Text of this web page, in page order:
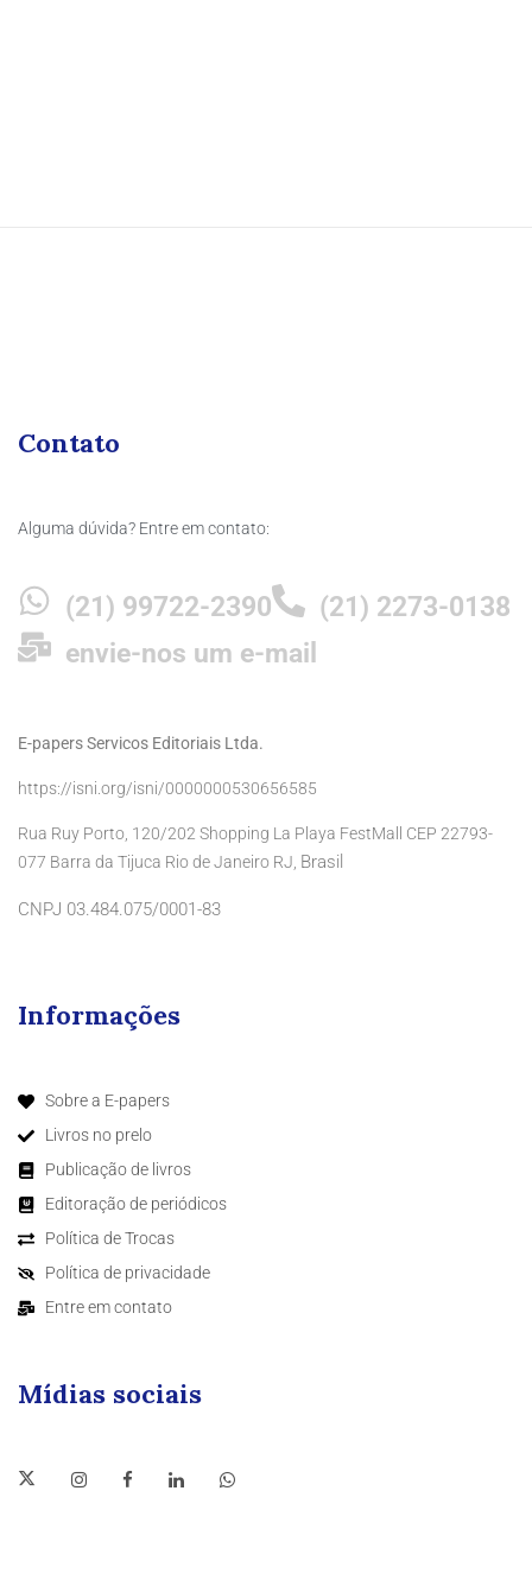
Contato
Alguma dúvida? Entre em contato:
(21) 99722-2390
(21) 2273-0138
envie-nos um e-mail
E-papers Servicos Editoriais Ltda.
https://isni.org/isni/0000000530656585
Rua Ruy Porto, 120/202 Shopping La Playa FestMall CEP 22793-
077 Barra da Tijuca Rio de Janeiro RJ, Brasil
CNPJ 03.484.075/0001-83
Informações
Sobre a E-papers
Livros no prelo
Publicação de livros
Editoração de periódicos
Política de Trocas
Política de privacidade
Entre em contato
Mídias sociais